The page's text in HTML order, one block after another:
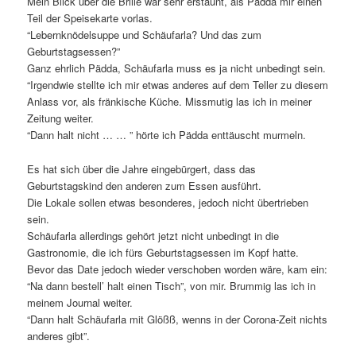
Teil der Speisekarte vorlas.
“Lebernknödelsuppe und Schäufarla? Und das zum
Geburtstagsessen?”
Ganz ehrlich Pädda, Schäufarla muss es ja nicht unbedingt sein.
“Irgendwie stellte ich mir etwas anderes auf dem Teller zu diesem
Anlass vor, als fränkische Küche. Missmutig las ich in meiner
Zeitung weiter.
“Dann halt nicht … … ” hörte ich Pädda enttäuscht murmeln.
Es hat sich über die Jahre eingebürgert, dass das
Geburtstagskind den anderen zum Essen ausführt.
Die Lokale sollen etwas besonderes, jedoch nicht übertrieben
sein.
Schäufarla allerdings gehört jetzt nicht unbedingt in die
Gastronomie, die ich fürs Geburtstagsessen im Kopf hatte.
Bevor das Date jedoch wieder verschoben worden wäre, kam ein:
“Na dann bestell’ halt einen Tisch”, von mir. Brummig las ich in
meinem Journal weiter.
“Dann halt Schäufarla mit Glößß, wenns in der Corona-Zeit nichts
anderes gibt”.